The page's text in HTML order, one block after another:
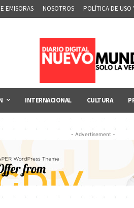
EMISORAS NOSOTROS POLÍTICA DE USO
INTERNACIONAL CULTURA
- Advertisement -